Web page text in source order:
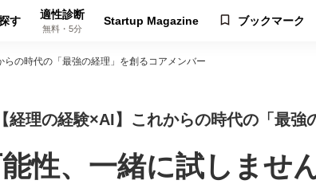
す 適性診断
無料・5分
Startup Magazine ブックマーク
の時代の「最強の経理」を創るコアメンバー
理の経験×AI】これからの時代の「最強
性、一緒に試しませ